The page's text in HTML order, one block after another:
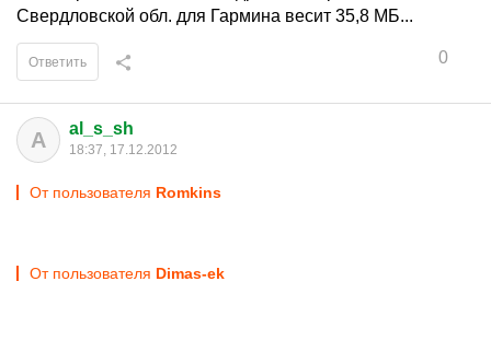
Свердловской обл. для Гармина весит 35,8 МБ...
0
Ответить
A al_s_sh
18:37, 17.12.2012
От пользователя Romkins
От пользователя Dimas-ek